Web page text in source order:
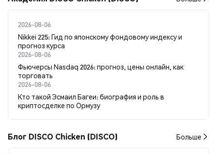
2026-08-06
Nikkei 225: Гид по японскому фондовому индексу и
прогноз курса
2026-08-06
Фьючерсы Nasdaq 2026: прогноз, цены онлайн, как
торговать
2026-08-06
Кто такой Эсмаил Багеи: биография и роль в
криптосделке по Ормузу
Блог DISCO Chicken (DISCO) Больше